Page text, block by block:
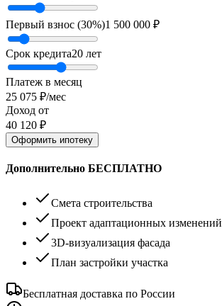
Первый взнос (30%)1 500 000 ₽
Срок кредита20 лет
Платеж в месяц
25 075 ₽/мес
Доход от
40 120 ₽
Оформить ипотеку
Дополнительно БЕСПЛАТНО
Смета строительства
Проект адаптационных изменений
3D-визуализация фасада
План застройки участка
Бесплатная доставка по России